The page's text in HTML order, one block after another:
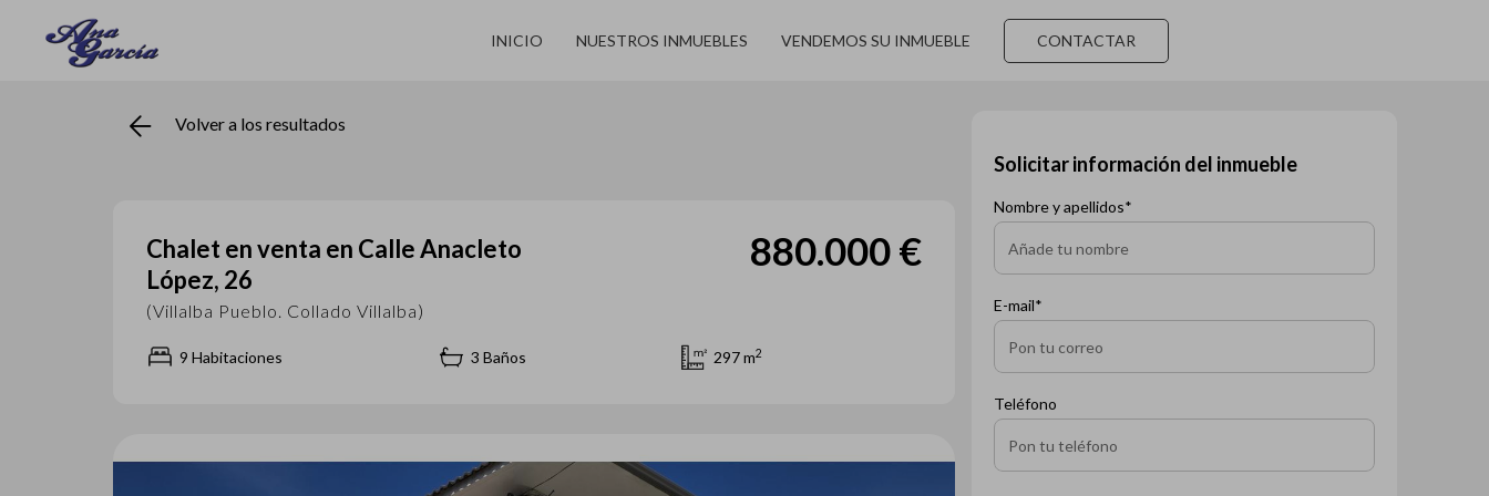
INICIO NUESTROS INMUEBLES VENDEMOS SU INMUEBLE CONTACTAR
Volver a los resultados
Chalet en venta en Calle Anacleto
López, 26
(Villalba Pueblo. Collado Villalba)
880.000 €
9 Habitaciones 3 Baños 297 m2
Solicitar información del inmueble
Nombre y apellidos*
E-mail*
Teléfono